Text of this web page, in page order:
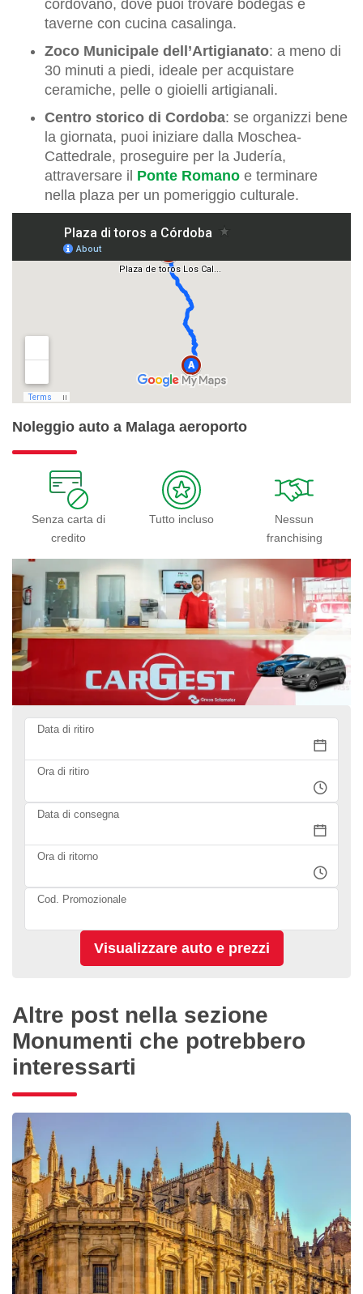
cordovano, dove puoi trovare bodegas e
taverne con cucina casalinga.
Zoco Municipale dell’Artigianato: a meno di
30 minuti a piedi, ideale per acquistare
ceramiche, pelle o gioielli artigianali.
Centro storico di Cordoba: se organizzi bene
la giornata, puoi iniziare dalla Moschea-
Cattedrale, proseguire per la Judería,
attraversare il Ponte Romano e terminare
nella plaza per un pomeriggio culturale.
Noleggio auto a Malaga aeroporto
Senza carta di
credito
Tutto incluso
Nessun
franchising
Data di ritiro
Ora di ritiro
Data di consegna
Ora di ritorno
Cod. Promozionale
Altre post nella sezione
Monumenti che potrebbero
interessarti